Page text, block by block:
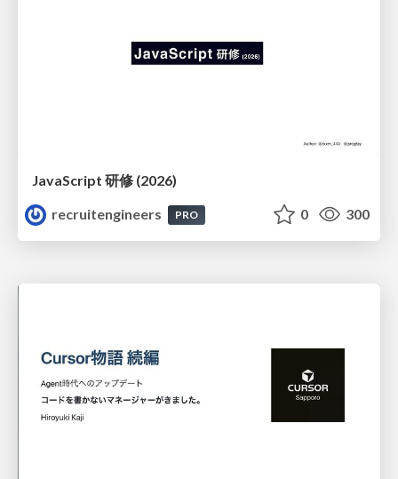
JavaScript 研修 (2026)
recruitengineers
PRO 0 300